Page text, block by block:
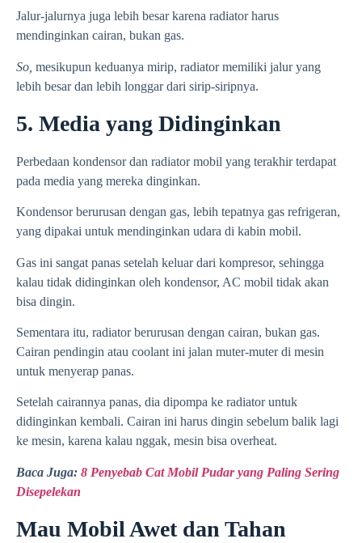
Jalur-jalurnya juga lebih besar karena radiator harus
mendinginkan cairan, bukan gas.
So, mesikupun keduanya mirip, radiator memiliki jalur yang
lebih besar dan lebih longgar dari sirip-siripnya.
5. Media yang Didinginkan
Perbedaan kondensor dan radiator mobil yang terakhir terdapat
pada media yang mereka dinginkan.
Kondensor berurusan dengan gas, lebih tepatnya gas refrigeran,
yang dipakai untuk mendinginkan udara di kabin mobil.
Gas ini sangat panas setelah keluar dari kompresor, sehingga
kalau tidak didinginkan oleh kondensor, AC mobil tidak akan
bisa dingin.
Sementara itu, radiator berurusan dengan cairan, bukan gas.
Cairan pendingin atau coolant ini jalan muter-muter di mesin
untuk menyerap panas.
Setelah cairannya panas, dia dipompa ke radiator untuk
didinginkan kembali. Cairan ini harus dingin sebelum balik lagi
ke mesin, karena kalau nggak, mesin bisa overheat.
Baca Juga: 8 Penyebab Cat Mobil Pudar yang Paling Sering
Disepelekan
Mau Mobil Awet dan Tahan